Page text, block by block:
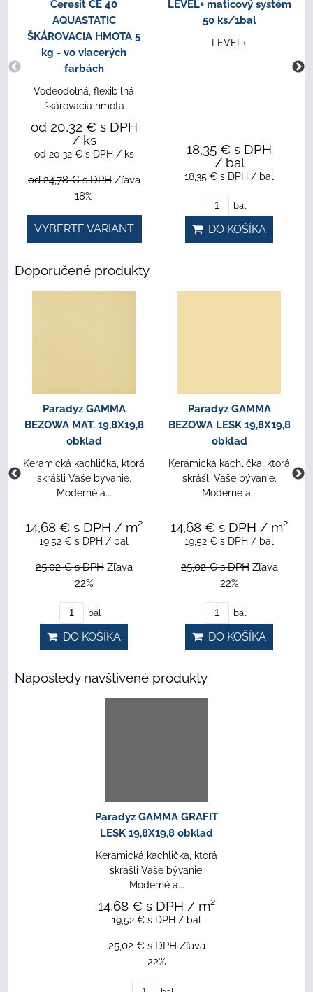
Ceresit CE 40
AQUASTATIC
ŠKÁROVACIA HMOTA 5
kg - vo viacerých
farbách
Vodeodolná, flexibilná
škárovacia hmota
od 20,32 € s DPH
/ ks
od 20,32 € s DPH / ks
od 24,78 €s DPH Zľava
18%
VYBERTE VARIANT
LEVEL+ maticový systém
50 ks/1bal
LEVEL+
18,35 € s DPH
/ bal
18,35 € s DPH / bal
bal
DO KOŠÍKA
Doporučené produkty
Paradyz GAMMA
BEZOWA MAT. 19,8X19,8
obklad
Keramická kachlička, ktorá
skrášli Vaše bývanie.
Moderné a...
14,68 € s DPH / m²
19,52 € s DPH / bal
25,02 €s DPH Zľava
22%
bal
DO KOŠÍKA
Paradyz GAMMA
BEZOWA LESK 19,8X19,8
obklad
Keramická kachlička, ktorá
skrášli Vaše bývanie.
Moderné a...
14,68 € s DPH / m²
19,52 € s DPH / bal
25,02 €s DPH Zľava
22%
bal
DO KOŠÍKA
Naposledy navštívené produkty
Paradyz GAMMA GRAFIT
LESK 19,8X19,8 obklad
Keramická kachlička, ktorá
skrášli Vaše bývanie.
Moderné a...
14,68 € s DPH / m²
19,52 € s DPH / bal
25,02 €s DPH Zľava
22%